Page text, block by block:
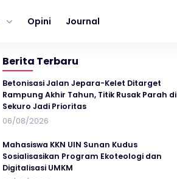
Opini Journal
Berita Terbaru
Betonisasi Jalan Jepara-Kelet Ditarget
Rampung Akhir Tahun, Titik Rusak Parah di
Sekuro Jadi Prioritas
06/08/2026
Mahasiswa KKN UIN Sunan Kudus
Sosialisasikan Program Ekoteologi dan
Digitalisasi UMKM